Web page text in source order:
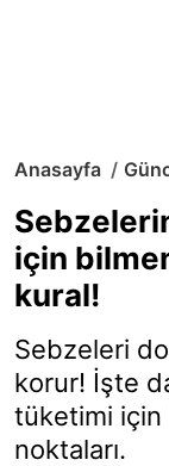
Anasayfa
için
kural!
Sebzeleri
korur! İşte
tüketimi
noktaları.